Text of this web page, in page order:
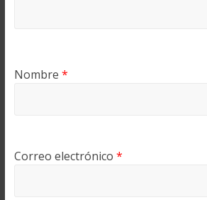
Nombre *
Correo electrónico *